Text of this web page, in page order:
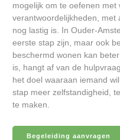
mogelijk om te oefenen
verantwoordelijkheden, met
nog lastig is. In Ouder-
eerste stap zijn, maar ook
beschermd wonen kan
is, hangt af van de
het doel waaraan iemand
stap meer zelfstandigheid,
te maken.
Begeleiding aanvragen